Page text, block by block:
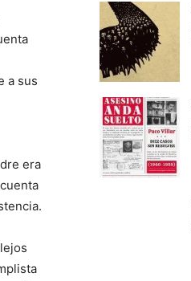
a sus
era